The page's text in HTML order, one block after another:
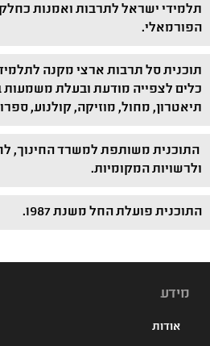
תלמידי ישראל לתרבות ואמנות
הפורמאלי.
תוכנית סל תרבות ארצי מקנה
כלים לצפייה מודעת ובעלת
תיאטרון, מחול, מוזיקה, קולנוע,
התוכנית משותפת למשרד החינוך,
ולרשויות המקומיות.
התוכנית פועלת החל משנת 1987.
מידע
אודות